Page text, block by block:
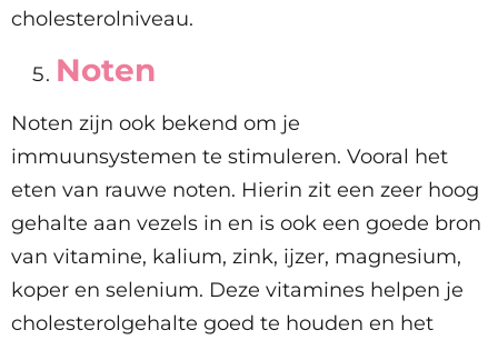
cholesterolniveau.
Noten
Noten zijn ook bekend om je
immuunsystemen te stimuleren. Vooral het
eten van rauwe noten. Hierin zit een zeer hoog
gehalte aan vezels in en is ook een goede bron
van vitamine, kalium, zink, ijzer, magnesium,
koper en selenium. Deze vitamines helpen je
cholesterolgehalte goed te houden en het